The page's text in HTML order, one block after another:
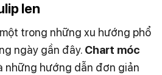
len
trong những xu hướng phổ
ngày gần đây. Chart móc
những hướng dẫn đơn giản